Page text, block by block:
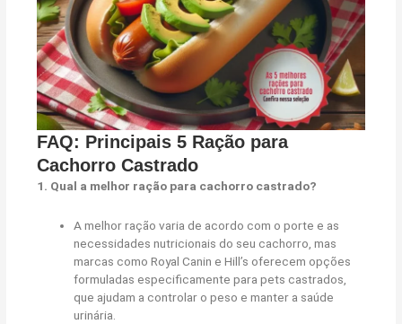
FAQ: Principais 5 Ração para
Cachorro Castrado
1. Qual a melhor ração para cachorro castrado?
A melhor ração varia de acordo com o porte e as
necessidades nutricionais do seu cachorro, mas
marcas como Royal Canin e Hill’s oferecem opções
formuladas especificamente para pets castrados,
que ajudam a controlar o peso e manter a saúde
urinária.